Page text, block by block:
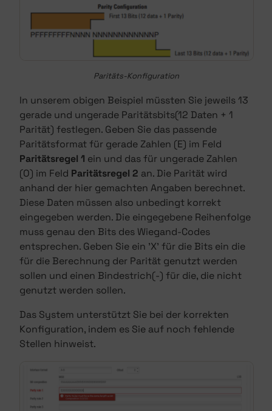
Paritäts-Konfiguration
In unserem obigen Beispiel müssten Sie jeweils 13
gerade und ungerade Paritätsbits(12 Daten + 1
Parität) festlegen. Geben Sie das passende
Paritätsformat für gerade Zahlen (E) im Feld
Paritätsregel 1 ein und das für ungerade Zahlen
(O) im Feld Paritätsregel 2 an. Die Parität wird
anhand der hier gemachten Angaben berechnet.
Diese Daten müssen also unbedingt korrekt
eingegeben werden. Die eingegebene Reihenfolge
muss genau den Bits des Wiegand-Codes
entsprechen. Geben Sie ein 'X' für die Bits ein die
für die Berechnung der Parität genutzt werden
sollen und einen Bindestrich(-) für die, die nicht
genutzt werden sollen.
Das System unterstützt Sie bei der korrekten
Konfiguration, indem es Sie auf noch fehlende
Stellen hinweist.